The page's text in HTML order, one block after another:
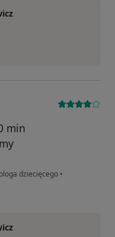
min
dziecięcego •